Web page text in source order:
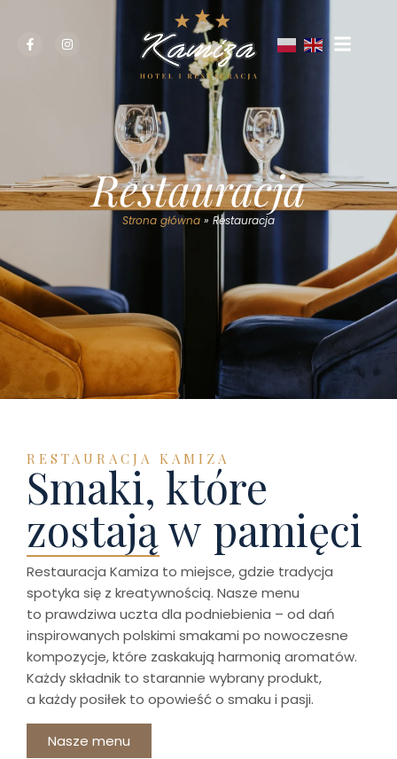
Restauracja
Strona główna » Restauracja
RESTAURACJA KAMIZA
Smaki, które
zostają w pamięci
Restauracja Kamiza to miejsce, gdzie tradycja
spotyka się z kreatywnością. Nasze menu
to prawdziwa uczta dla podniebienia – od dań
inspirowanych polskimi smakami po nowoczesne
kompozycje, które zaskakują harmonią aromatów.
Każdy składnik to starannie wybrany produkt,
a każdy posiłek to opowieść o smaku i pasji.
Nasze menu